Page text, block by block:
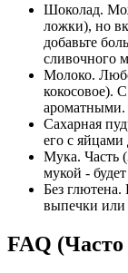
Шоколад.
ложки), но
добавьте
сливочного
Молоко.
кокосовое).
ароматными.
Сахарная
его с яйцами
Мука. Часть
мукой -
Без глютена.
выпечки или
FAQ